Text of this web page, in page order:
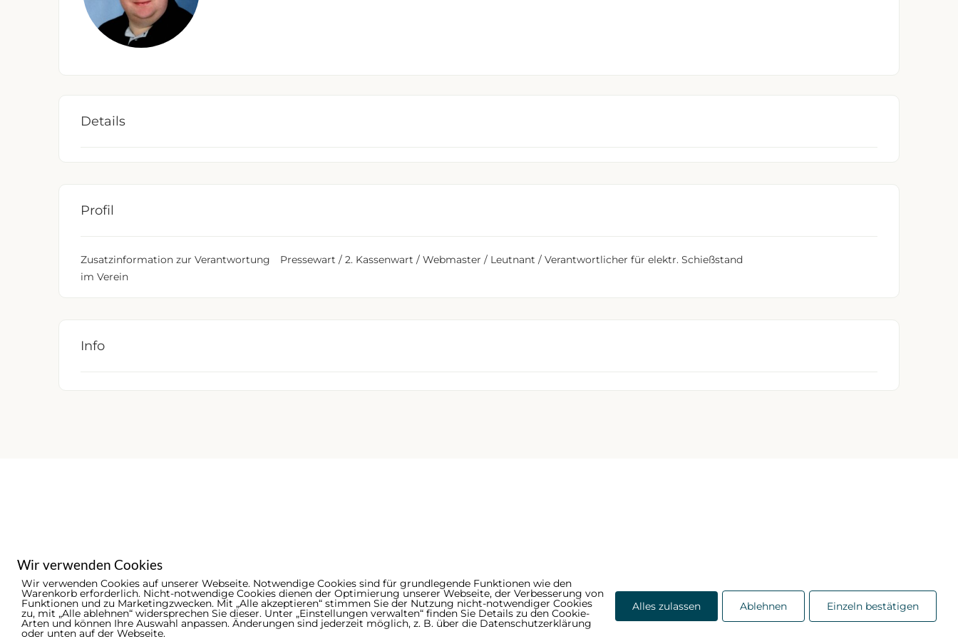
Details
Profil
Zusatzinformation zur Verantwortung
im Verein
Pressewart / 2. Kassenwart / Webmaster / Leutnant / Verantwortlicher für elektr. Schießstand
Info
© 2026 - Ammerländer Schützenbund | byDigelite Datenschutzerklärung Impressum
Wir verwenden Cookies
Wir verwenden Cookies auf unserer Webseite. Notwendige Cookies sind für grundlegende Funktionen wie den
Warenkorb erforderlich. Nicht-notwendige Cookies dienen der Optimierung unserer Webseite, der Verbesserung von
Funktionen und zu Marketingzwecken. Mit „Alle akzeptieren“ stimmen Sie der Nutzung nicht-notwendiger Cookies
zu, mit „Alle ablehnen“ widersprechen Sie dieser. Unter „Einstellungen verwalten“ finden Sie Details zu den Cookie-
Arten und können Ihre Auswahl anpassen. Änderungen sind jederzeit möglich, z. B. über die Datenschutzerklärung
oder unten auf der Webseite.
Alles zulassen Ablehnen Einzeln bestätigen